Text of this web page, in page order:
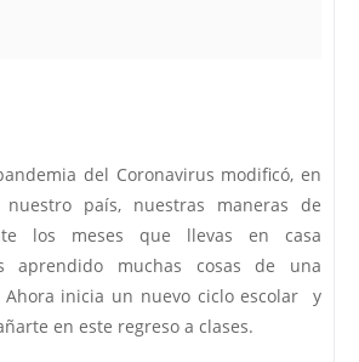
del Coronavirus modificó, en
país, nuestras maneras de
los meses que llevas en casa
aprendido muchas cosas de una
inicia un nuevo ciclo escolar y
en este regreso a clases.